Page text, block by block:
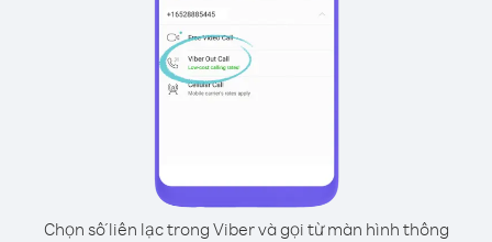
Chọn số liên lạc trong Viber và gọi từ màn hình thông